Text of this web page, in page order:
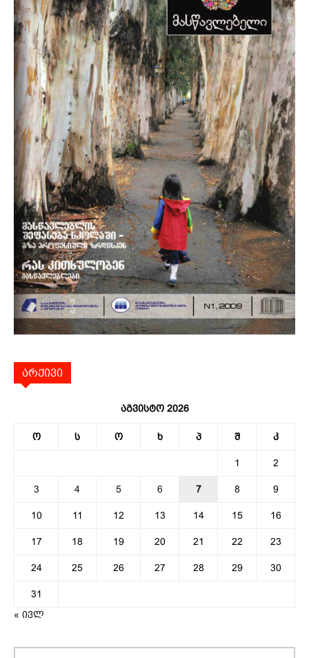
არქივი
აგვისტო 2026
ო ს ო ხ პ შ კ
1 2
3 4 5 6 7 8 9
10 11 12 13 14 15 16
17 18 19 20 21 22 23
24 25 26 27 28 29 30
31
« ივლ